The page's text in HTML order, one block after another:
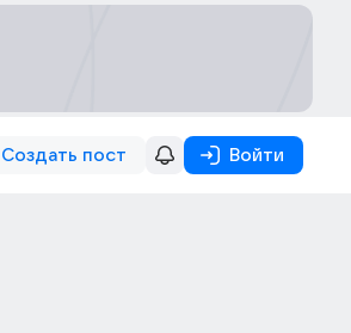
Создать пост Войти